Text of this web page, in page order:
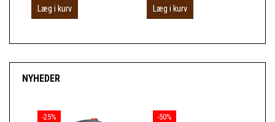
Læg i kurv Læg i kurv
NYHEDER
-25% -50%